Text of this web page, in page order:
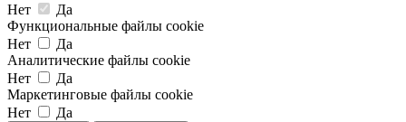
Нет
Да
Функциональные файлы cookie
Нет
Да
Аналитические файлы cookie
Нет
Да
Маркетинговые файлы cookie
Нет
Да